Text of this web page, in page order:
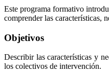
Este programa formativo
comprender las características,
Objetivos
Describir las características y
los colectivos de intervención.